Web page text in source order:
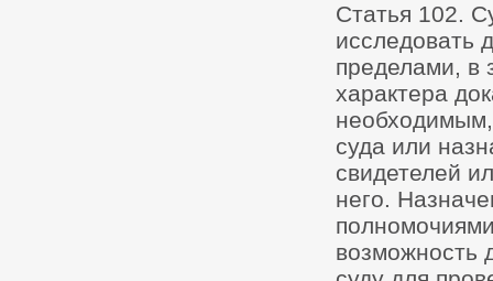
Статья 102.
исследовать
пределами, в
характера
суда или
свидетелей
него.
возможность